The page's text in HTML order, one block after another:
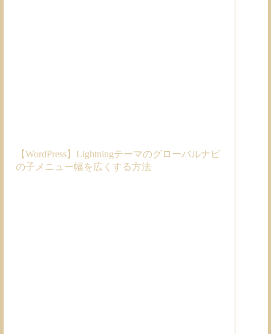
【WordPress】Lightningテーマのグローバルナビ
の子メニュー幅を広くする方法